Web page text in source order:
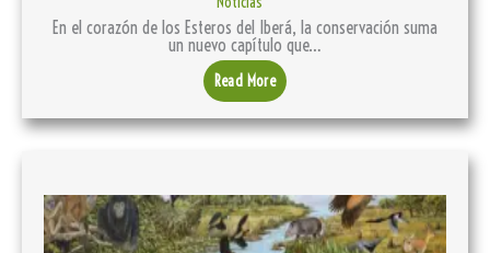
En el corazón de los Esteros del Iberá, la conservación suma
un nuevo capítulo que…
Read More